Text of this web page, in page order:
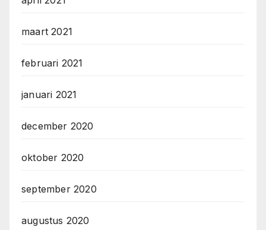
maart 2021
februari 2021
januari 2021
december 2020
oktober 2020
september 2020
augustus 2020